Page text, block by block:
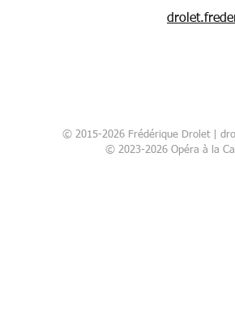
© 2015-2026 Frédérique Drolet |
© 2023-2026 Opéra à la